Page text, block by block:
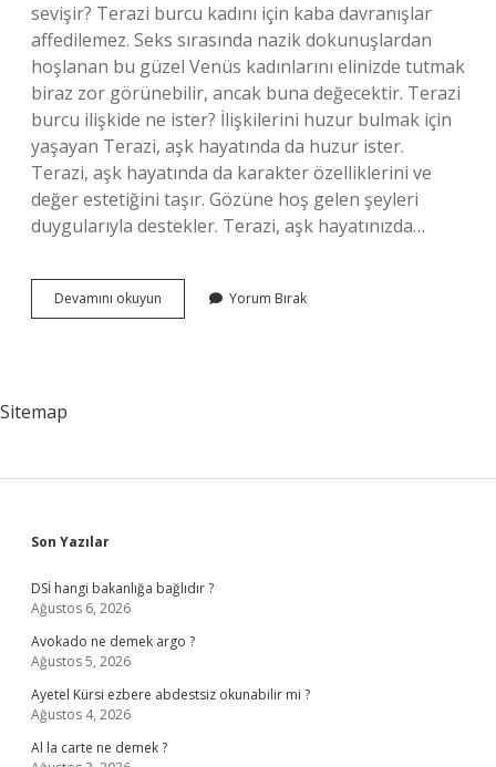
sevişir? Terazi burcu kadını için kaba davranışlar
affedilemez. Seks sırasında nazik dokunuşlardan
hoşlanan bu güzel Venüs kadınlarını elinizde tutmak
biraz zor görünebilir, ancak buna değecektir. Terazi
burcu ilişkide ne ister? İlişkilerini huzur bulmak için
yaşayan Terazi, aşk hayatında da huzur ister.
Terazi, aşk hayatında da karakter özelliklerini ve
değer estetiğini taşır. Gözüne hoş gelen şeyleri
duygularıyla destekler. Terazi, aşk hayatınızda…
Devamını okuyun
Burcu
Yorum Bırak
Sitemap
Sidebar
Son Yazılar
DSİ hangi bakanlığa bağlıdır ?
Ağustos 6, 2026
Avokado ne demek argo ?
Ağustos 5, 2026
Ayetel Kürsi ezbere abdestsiz okunabilir mi ?
Ağustos 4, 2026
Al la carte ne demek ?